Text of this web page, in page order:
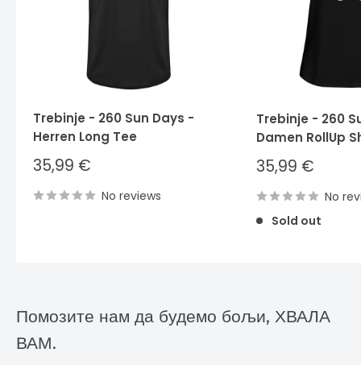
Trebinje - 260 Sun Days -
Herren Long Tee
Sale
price
35,99 €
No reviews
Trebinje - 260
Damen RollUp
Sale
price
35,99 €
No
Sold out
Помозите нам да будемо бољи, ХВАЛА
ВАМ.